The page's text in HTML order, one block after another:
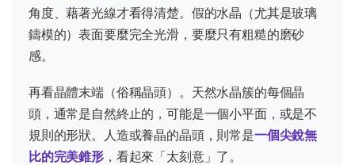
角度、藉著光線才看得清楚。假的水晶（尤其是玻璃
鑄模的）表面要麼完全光滑，要麼只有粗糙的磨砂
感。
再看晶體末端（俗稱晶頭）。天然水晶簇的每個晶
頭，通常是自然終止的，可能是一個小平面，或是不
規則的形狀。人造或養晶的晶頭，則常是一個尖銳無
比的完美錐形，看起來「太刻意」了。